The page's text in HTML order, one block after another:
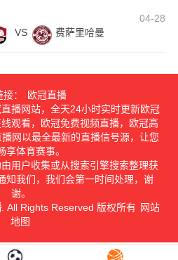
04-28
VS 费萨里哈曼
接：
欧冠直播
播网站，全天24小时实时更新欧冠
观看，欧冠免费视频直播，欧冠高
网以最全最新的直播信号源，让您
享体育赛事。
用户收集或从搜索引擎搜索整理获
知我们，我们会第一时间处理，谢
谢。
. All Rights Reserved 版权所有 网站
地图